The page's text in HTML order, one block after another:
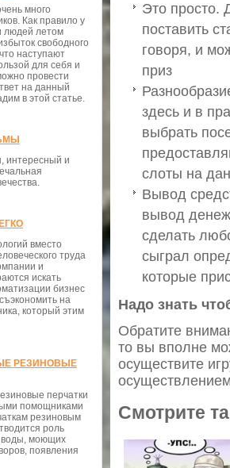
много
Как правило у
людей летом
свободного
наступают
для себя и
провести
на данный
в этой статье.
интересный и
вместо
труда
и
искать
бизнес
на
который этим
РЕЗИНОВЫЕ
перчатки
помощниками
резиновым
роль
воды, моющих
появления
Это просто.
поставить
говоря, и
приз
здесь и в
выбрать
слоты на
Вывод
вывод
сделать
сыграл
которые
Надо знать
Обратите
то вы вполне
осуществите
Смотрите